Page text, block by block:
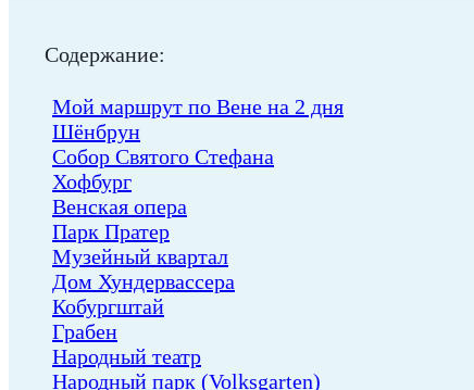
Содержание:
Мой маршрут по Вене на 2 дня
Шёнбрун
Собор Святого Стефана
Хофбург
Венская опера
Парк Пратер
Музейный квартал
Дом Хундервассера
Кобургштай
Грабен
Народный театр
Народный парк (Volksgarten)